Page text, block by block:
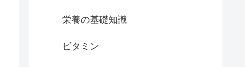
栄養の基礎知識
ビタミン